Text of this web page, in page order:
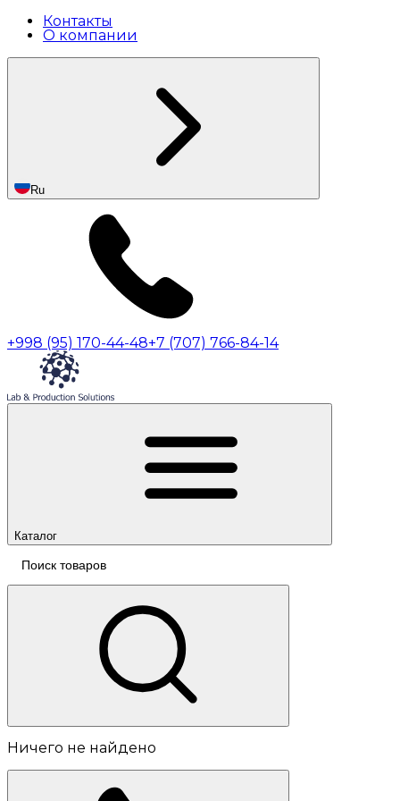
Контакты
О компании
Ru
+998 (95) 170-44-48+7 (707) 766-84-14
Каталог
Ничего не найдено